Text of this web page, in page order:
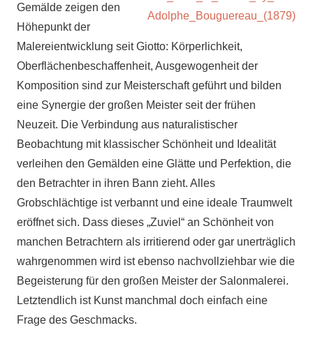
Gemälde zeigen den
Höhepunkt der
Malereientwicklung seit Giotto: Körperlichkeit,
Oberflächenbeschaffenheit, Ausgewogenheit der
Komposition sind zur Meisterschaft geführt und bilden
eine Synergie der großen Meister seit der frühen
Neuzeit. Die Verbindung aus naturalistischer
Beobachtung mit klassischer Schönheit und Idealität
verleihen den Gemälden eine Glätte und Perfektion, die
den Betrachter in ihren Bann zieht. Alles
Grobschlächtige ist verbannt und eine ideale Traumwelt
eröffnet sich. Dass dieses „Zuviel“ an Schönheit von
manchen Betrachtern als irritierend oder gar unerträglich
wahrgenommen wird ist ebenso nachvollziehbar wie die
Begeisterung für den großen Meister der Salonmalerei.
Letztendlich ist Kunst manchmal doch einfach eine
Frage des Geschmacks.